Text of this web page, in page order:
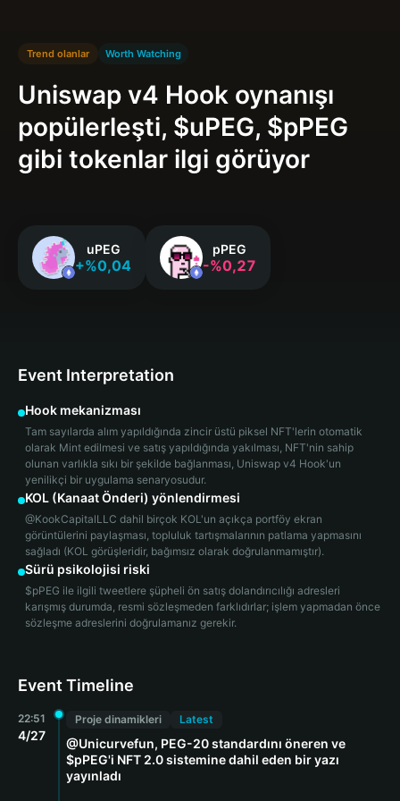
Trend olanlar Worth Watching
Uniswap v4 Hook oynanışı
popülerleşti, $uPEG, $pPEG
gibi tokenlar ilgi görüyor
uPEG
+%0,04
pPEG
-%0,27
Event Interpretation
Hook mekanizması
Tam sayılarda alım yapıldığında zincir üstü piksel NFT'lerin otomatik
olarak Mint edilmesi ve satış yapıldığında yakılması, NFT'nin sahip
olunan varlıkla sıkı bir şekilde bağlanması, Uniswap v4 Hook'un
yenilikçi bir uygulama senaryosudur.
KOL (Kanaat Önderi) yönlendirmesi
@KookCapitalLLC dahil birçok KOL'un açıkça portföy ekran
görüntülerini paylaşması, topluluk tartışmalarının patlama yapmasını
sağladı (KOL görüşleridir, bağımsız olarak doğrulanmamıştır).
Sürü psikolojisi riski
$pPEG ile ilgili tweetlere şüpheli ön satış dolandırıcılığı adresleri
karışmış durumda, resmi sözleşmeden farklıdırlar; işlem yapmadan önce
sözleşme adreslerini doğrulamanız gerekir.
Event Timeline
22:51
4/27
Proje dinamikleri Latest
@Unicurvefun, PEG-20 standardını öneren ve
$pPEG'i NFT 2.0 sistemine dahil eden bir yazı
yayınladı